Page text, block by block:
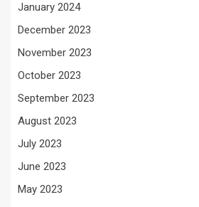
January 2024
December 2023
November 2023
October 2023
September 2023
August 2023
July 2023
June 2023
May 2023